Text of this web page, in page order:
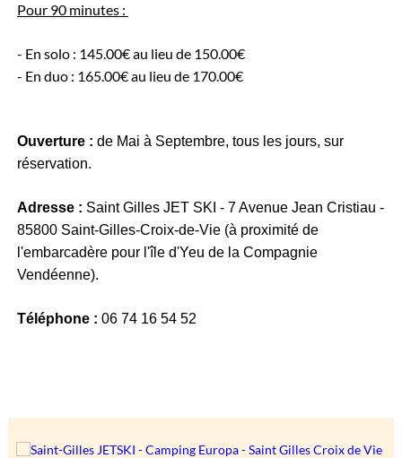
Pour 90 minutes :
- En solo : 145.00€ au lieu de 150.00€
- En duo : 165.00€ au lieu de 170.00€
Ouverture : de Mai à Septembre, tous les jours, sur
réservation.
Adresse : Saint Gilles JET SKI - 7 Avenue Jean Cristiau -
85800 Saint-Gilles-Croix-de-Vie (à proximité de
l'embarcadère pour l'île d'Yeu de la Compagnie
Vendéenne).
Téléphone : 06 74 16 54 52